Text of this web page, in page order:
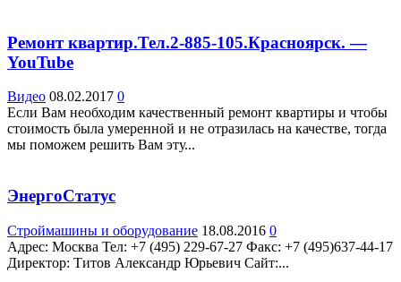
Ремонт квартир.Тел.2-885-105.Красноярск. —
YouTube
Видео 08.02.2017 0
Если Вам необходим качественный ремонт квартиры и чтобы
стоимость была умеренной и не отразилась на качестве, тогда
мы поможем решить Вам эту...
ЭнергоСтатус
Строймашины и оборудование 18.08.2016 0
Адрес: Москва Teл: +7 (495) 229-67-27 Факс: +7 (495)637-44-17
Директор: Титов Александр Юрьевич Сайт:...